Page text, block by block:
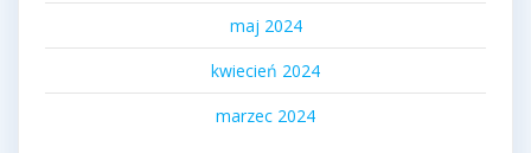
maj 2024
kwiecień 2024
marzec 2024